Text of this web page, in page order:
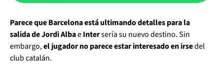
Parece que Barcelona está ultimando detalles para la
salida de Jordi AlbaeIntersería su nuevo destino. Sin
embargo,el jugador no parece estar interesado en irsedel
club catalán.